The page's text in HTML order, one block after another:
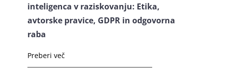
inteligenca v raziskovanju: Etika,
avtorske pravice, GDPR in odgovorna
raba
Preberi več